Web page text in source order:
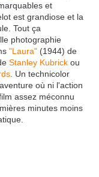
et
est grandiose et la
Tout ça
photographie
"Laura" (1944) de
Stanley Kubrick ou
. Un technicolor
où ni l'action
assez méconnu
minutes moins